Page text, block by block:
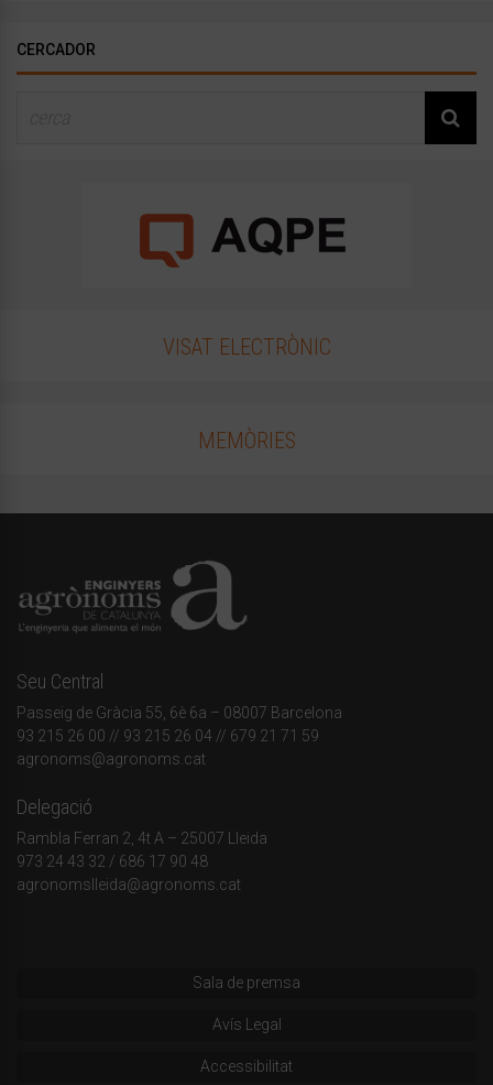
CERCADOR
VISAT ELECTRÒNIC
MEMÒRIES
Seu Central
Passeig de Gràcia 55, 6è 6a – 08007 Barcelona
93 215 26 00 // 93 215 26 04 // 679 21 71 59
agronoms@agronoms.cat
Delegació
Rambla Ferran 2, 4t A – 25007 Lleida
973 24 43 32 / 686 17 90 48
agronomslleida@agronoms.cat
Sala de premsa
Avís Legal
Accessibilitat